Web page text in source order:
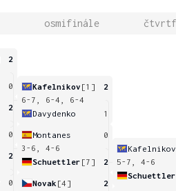
osmifinále
2
0
2
0
2
0
Kafelnikov [1]
2
6-7, 6-4, 6-4
Davydenko
1
Montanes
0
3-6, 4-6
Schuettler [7] 2
Novak [4]
2
Kafelnikov
5-7, 4-6
Schuettler